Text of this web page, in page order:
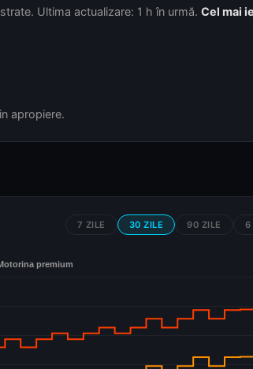
Ultima actualizare: 1 h în urmă. Cel mai
apropiere.
7 ZILE 30 ZILE 90 ZILE 6